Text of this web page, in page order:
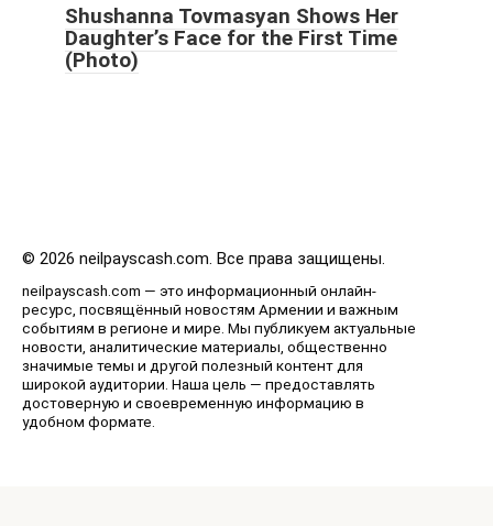
Shushanna Tovmasyan Shows Her
Daughter’s Face for the First Time
(Photo)
© 2026 neilpayscash.com. Все права защищены.
neilpayscash.com — это информационный онлайн-
ресурс, посвящённый новостям Армении и важным
событиям в регионе и мире. Мы публикуем актуальные
новости, аналитические материалы, общественно
значимые темы и другой полезный контент для
широкой аудитории. Наша цель — предоставлять
достоверную и своевременную информацию в
удобном формате.